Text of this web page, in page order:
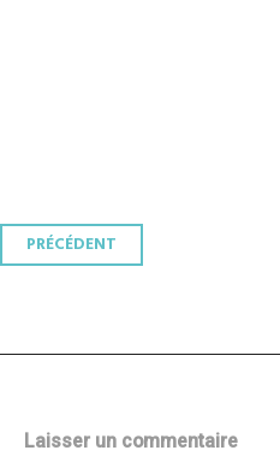
Navigation
PRÉCÉDENT
Laisser un commentaire